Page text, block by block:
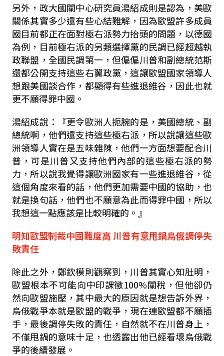
另外，政大國關中心研究員湯紹成則是認為，美歐
關係其實多少還有些心結難解，因為歐盟許多成員
國目前都正在面對極右派勢力抬頭的問題，以德國
為例，目前極右派的另類選擇黨的民調已經超越執
政聯盟，全國民調第一，但偏偏川普和副總統范斯
還都公開支持這些右翼政黨，這讓歐盟國家領導人
想跟美國談合作，都顯得有些進退維谷，因此也就
更不願得罪中國。
湯紹成說：『更令歐洲人扼腕的是，美國總統、副
總統啊，他們還支持這些極右派，所以說讓這些歐
洲領導人實在是五味雜陳，他們一方面想要配合川
普，可是川普又支持他們內部的這些極右派的勢
力，所以說我覺得讓歐洲國家有一些進退維谷，從
這個角度來看的話，他們更加需要中國的協助，也
就是換句話，他們也不願意為此而得罪中國，所以
我想這一點應該是比較明確的。』
明知歐盟制裁中國難度高 川普有意甩鍋烏俄調停失
敗責任
除此之外，鄭欽模則觀察到，川普其實心知肚明，
歐盟根本不可能向中印課徵100%關稅，但他卻仍
然向歐盟施壓，其中最大的原因就是想告訴外界，
烏俄戰爭本就是歐盟的戰爭，現在連歐盟都不願插
手，最後調停失敗的責任，自然就不在川普身上，
不僅甩鍋的意味十足，也透露出他已經看壞烏俄戰
爭的後續發展。